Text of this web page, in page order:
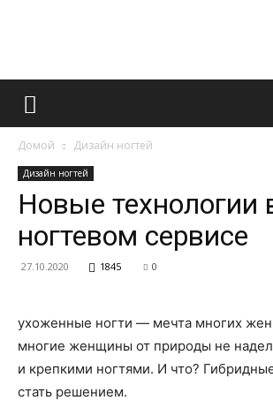
и
все
Домой Дизайн ногтей
Дизайн ногтей
Новые технологии
ногтевом сервисе
27.10.2020 1845 0
ухоженные ногти — мечта многих
многие женщины от природы не
и крепкими ногтями. И что?
стать решением.